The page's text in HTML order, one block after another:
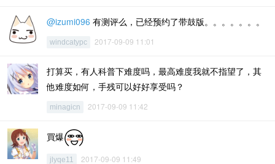
@izumi096 有测评么，已经预约了带鼓版。。。。。。。
windcatypc 2017-09-09 11:01
打算买，有人科普下难度吗，最高难度我就不指望了，其
他难度如何，手残可以好好享受吗？
minagicn 2017-09-09 11:42
買爆
jlyqe11 2017-09-09 11:49